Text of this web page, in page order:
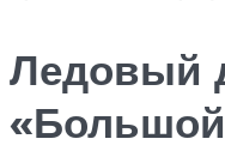
Ледовый